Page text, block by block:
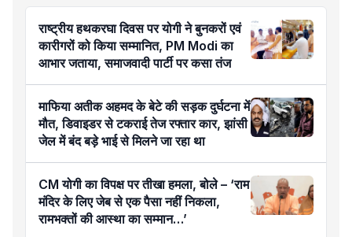
राष्ट्रीय हथकरघा दिवस पर योगी ने बुनकरों एवं
कारीगरों को किया सम्मानित, PM Modi का
आभार जताया, समाजवादी पार्टी पर कसा तंज
माफिया अतीक अहमद के बेटे की सड़क दुर्घटना में
मौत, डिवाइडर से टकराई तेज रफ्तार कार, झांसी
जेल में बंद बड़े भाई से मिलने जा रहा था
CM योगी का विपक्ष पर तीखा हमला, बोले – ‘राम
मंदिर के लिए जेब से एक पैसा नहीं निकला,
रामभक्तों की आस्था का सम्मान…’